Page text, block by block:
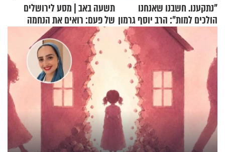
"נתקענו. חשבנו שאנחנו
הולכים למות": הרב יוסף גרמון
בריאיון מרתק
תשעה באב | מסע לירושלים
של פעם: רואים את הנחמה